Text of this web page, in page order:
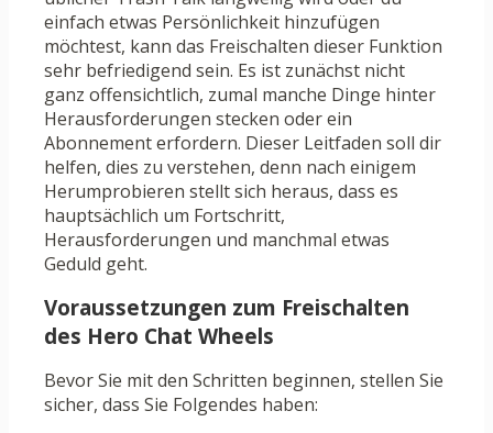
einfach etwas Persönlichkeit hinzufügen
möchtest, kann das Freischalten dieser Funktion
sehr befriedigend sein. Es ist zunächst nicht
ganz offensichtlich, zumal manche Dinge hinter
Herausforderungen stecken oder ein
Abonnement erfordern. Dieser Leitfaden soll dir
helfen, dies zu verstehen, denn nach einigem
Herumprobieren stellt sich heraus, dass es
hauptsächlich um Fortschritt,
Herausforderungen und manchmal etwas
Geduld geht.
Voraussetzungen zum Freischalten
des Hero Chat Wheels
Bevor Sie mit den Schritten beginnen, stellen Sie
sicher, dass Sie Folgendes haben: